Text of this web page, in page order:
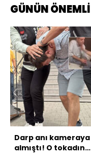
GÜNÜN
Darp anı kameraya
almıştı! O tokadın